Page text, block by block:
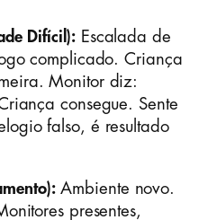
Difícil):Escalada de
complicado. Criança
Monitor diz:
consegue. Sente
falso, é resultado
Ambiente novo.
presentes,